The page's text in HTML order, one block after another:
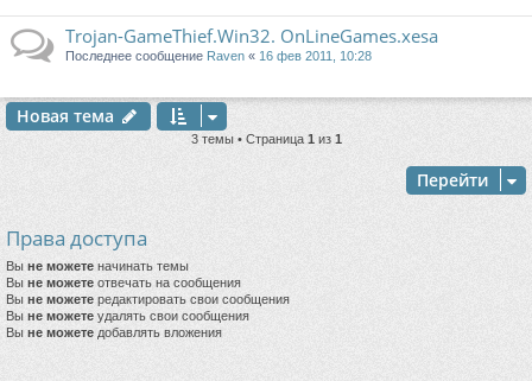
Trojan-GameThief.Win32. OnLineGames.xesa
Последнее сообщение Raven « 16 фев 2011, 10:28
Новая тема
3 темы • Страница 1 из 1
Перейти
Права доступа
Вы не можете начинать темы
Вы не можете отвечать на сообщения
Вы не можете редактировать свои сообщения
Вы не можете удалять свои сообщения
Вы не можете добавлять вложения